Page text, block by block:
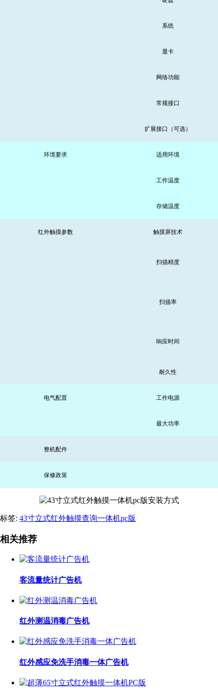
系统
显卡
网络功能
常规接口
扩展接口（可选）
环境要求 适用环境
工作温度
存储温度
红外触摸参数 触摸屏技术
扫描精度
扫描率
响应时间
耐久性
电气配置 工作电源
最大功率
整机配件
保修政策
标签: 43寸立式红外触摸查询一体机pc版
相关推荐
客流量统计广告机
红外测温消毒广告机
红外感应免洗手消毒一体广告机